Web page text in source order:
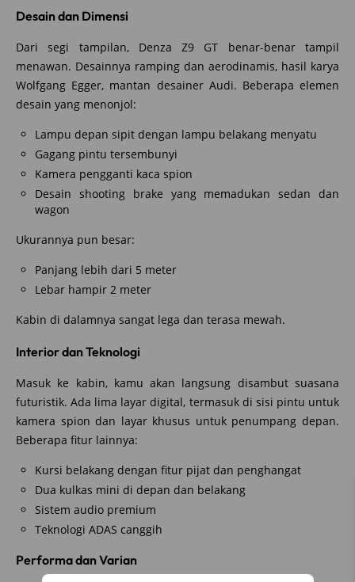
Desain dan Dimensi
Dari segi tampilan, Denza Z9 GT benar-benar tampil
menawan. Desainnya ramping dan aerodinamis, hasil karya
Wolfgang Egger, mantan desainer Audi. Beberapa elemen
desain yang menonjol:
Lampu depan sipit dengan lampu belakang menyatu
Gagang pintu tersembunyi
Kamera pengganti kaca spion
Desain shooting brake yang memadukan sedan dan
wagon
Ukurannya pun besar:
Panjang lebih dari 5 meter
Lebar hampir 2 meter
Kabin di dalamnya sangat lega dan terasa mewah.
Interior dan Teknologi
Masuk ke kabin, kamu akan langsung disambut suasana
futuristik. Ada lima layar digital, termasuk di sisi pintu untuk
kamera spion dan layar khusus untuk penumpang depan.
Beberapa fitur lainnya:
Kursi belakang dengan fitur pijat dan penghangat
Dua kulkas mini di depan dan belakang
Sistem audio premium
Teknologi ADAS canggih
Performa dan Varian